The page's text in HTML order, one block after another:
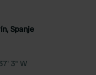
Spanje
3" W